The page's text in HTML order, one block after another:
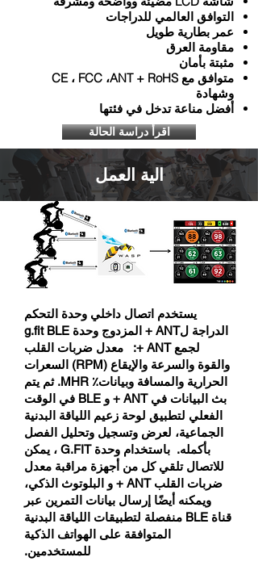
التوافق العالمي للدراجات
عمر بطارية طويل
مقاومة العرق
مثبتة بأمان
متوافق مع CE ، FCC ،ANT + RoHS
وشهادة
أفضل مناعة تدخل في فئتها
اقرأ دراسة الحالة
الية العمل
يستخدم اتصال داخلي وحدة التحكم
الدراجة لANT + المزدوج وحدة g.fit BLE
لجمع ANT +: معدل ضربات القلب
والقوة والسرعة والإيقاع (RPM) السعرات
الحرارية والمسافة وبيانات٪ MHR. ثم يتم
بث البيانات في ANT + و BLE في الوقت
الفعلي لتطبيق لوحة زعيم اللياقة البدنية
الجماعية، لعرض وتسجيل وتحليل الفصل
بأكمله. باستخدام وحدة G.FIT ، يمكن
للاتصال تلقي كل من أجهزة مراقبة معدل
ضربات القلب ANT + و البلوتوث الذكي،
ويمكنه أيضًا إرسال بيانات التمرين عبر
قناة BLE منفصلة لتطبيقات اللياقة البدنية
المتوافقة على الهواتف الذكية
للمستخدمين.